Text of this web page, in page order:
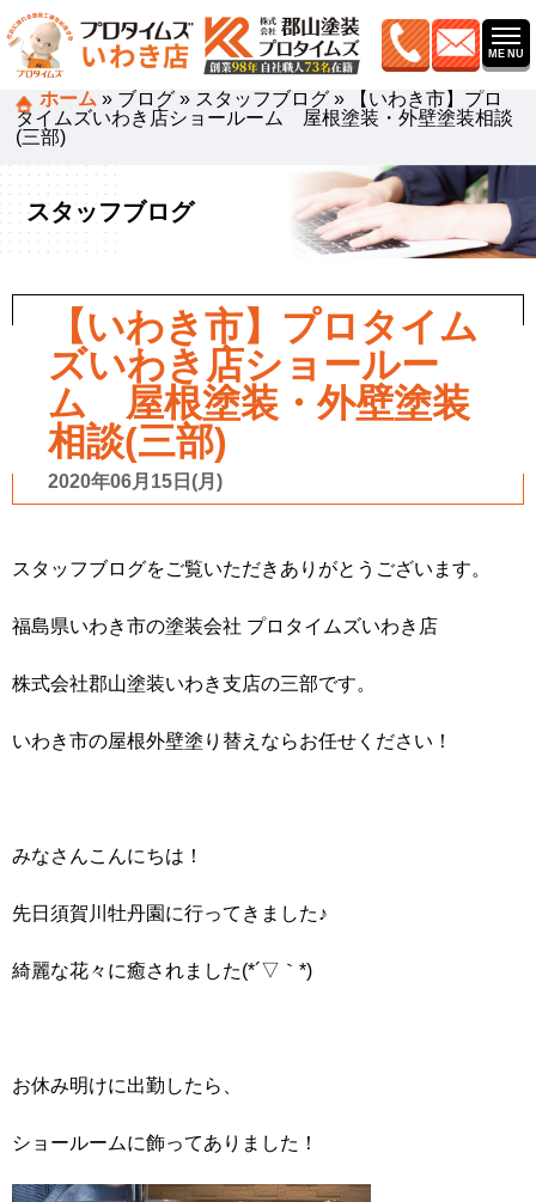
ホーム » ブログ » スタッフブログ »
【いわき市】プロ
タイムズいわき店ショールーム 屋根塗装・外壁塗装相談
(三部)
スタッフブログ
【いわき市】プロタイム
ズいわき店ショールー
ム 屋根塗装・外壁塗装
相談(三部)
2020年06月15日(月)
スタッフブログをご覧いただきありがとうございます。
福島県いわき市の塗装会社 プロタイムズいわき店
株式会社郡山塗装いわき支店の三部です。
いわき市の屋根外壁塗り替えならお任せください！
みなさんこんにちは！
先日須賀川牡丹園に行ってきました♪
綺麗な花々に癒されました(*´▽｀*)
お休み明けに出勤したら、
ショールームに飾ってありました！